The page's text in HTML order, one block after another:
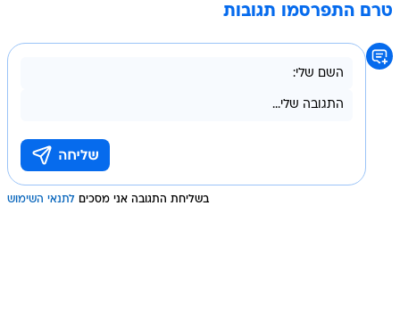
טרם התפרסמו תגובות
בשליחת התגובה אני מסכים לתנאי השימוש